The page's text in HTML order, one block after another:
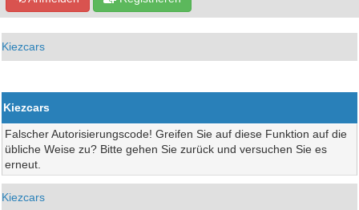
Kiezcars
Kiezcars
Falscher Autorisierungscode! Greifen Sie auf diese Funktion auf die
übliche Weise zu? Bitte gehen Sie zurück und versuchen Sie es
erneut.
Kiezcars